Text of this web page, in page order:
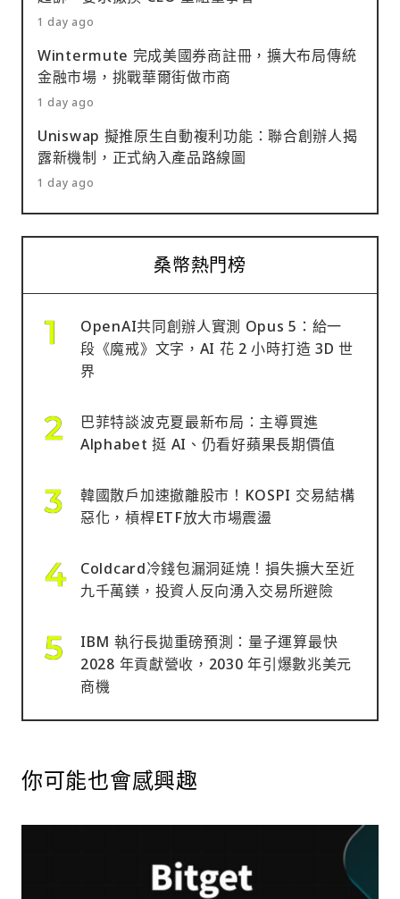
1 day ago
Wintermute 完成美國券商註冊，擴大布局傳統
金融市場，挑戰華爾街做市商
1 day ago
Uniswap 擬推原生自動複利功能：聯合創辦人揭
露新機制，正式納入產品路線圖
1 day ago
桑幣熱門榜
OpenAI共同創辦人實測 Opus 5：給一
段《魔戒》文字，AI 花 2 小時打造 3D 世
界
巴菲特談波克夏最新布局：主導買進
Alphabet 挺 AI、仍看好蘋果長期價值
韓國散戶加速撤離股市！KOSPI 交易結構
惡化，槓桿ETF放大市場震盪
Coldcard冷錢包漏洞延燒！損失擴大至近
九千萬鎂，投資人反向湧入交易所避險
IBM 執行長拋重磅預測：量子運算最快
2028 年貢獻營收，2030 年引爆數兆美元
商機
你可能也會感興趣